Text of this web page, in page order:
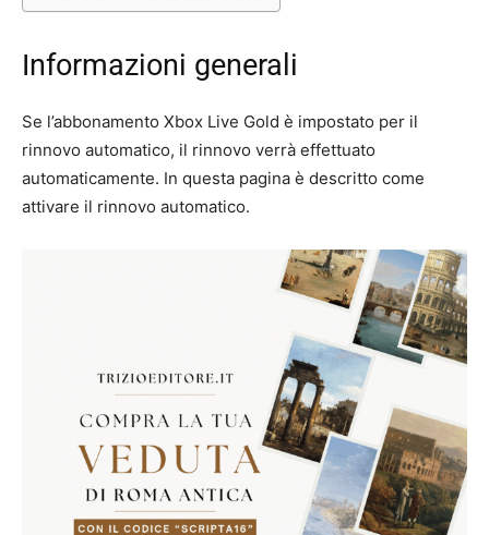
Informazioni generali
Se l’abbonamento Xbox Live Gold è impostato per il
rinnovo automatico, il rinnovo verrà effettuato
automaticamente. In questa pagina è descritto come
attivare il rinnovo automatico.